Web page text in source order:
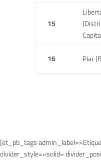
15
16 Piar
[et_pb_tags
divider_style=»solid»